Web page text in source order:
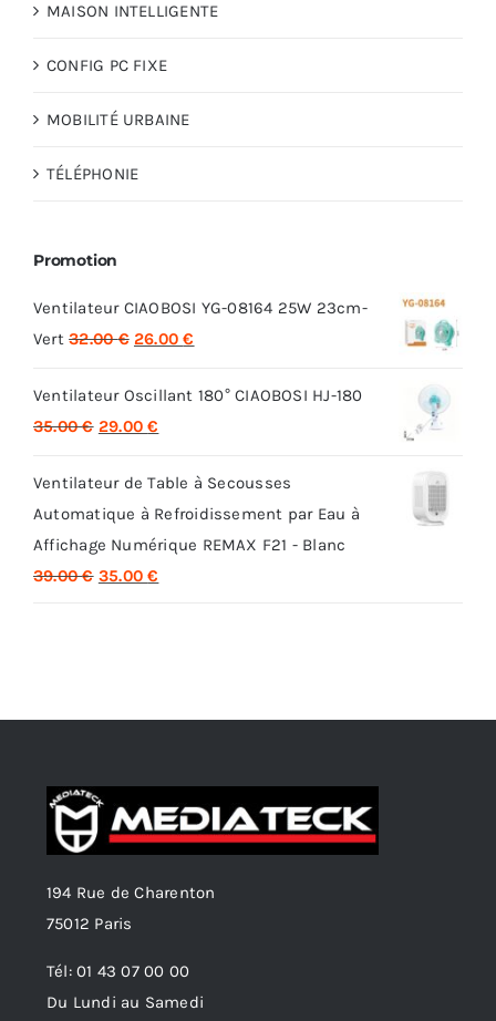
MAISON INTELLIGENTE
CONFIG PC FIXE
MOBILITÉ URBAINE
TÉLÉPHONIE
Promotion
Ventilateur CIAOBOSI YG-08164 25W 23cm-
Vert 32.00€ Le
initial
était :
26.00€
actuel
Ventilateur Oscillant 180° CIAOBOSI HJ-180
35.00€ Le
initial
était :
35.00 €.
29.00€
actuel
est :
29.00 €.
Ventilateur de Table à Secousses
Automatique à Refroidissement par Eau à
Affichage Numérique REMAX F21 - Blanc
39.00€ Le
35.00€
194 Rue de Charenton
75012 Paris
Tél: 01 43 07 00 00
Du Lundi au Samedi